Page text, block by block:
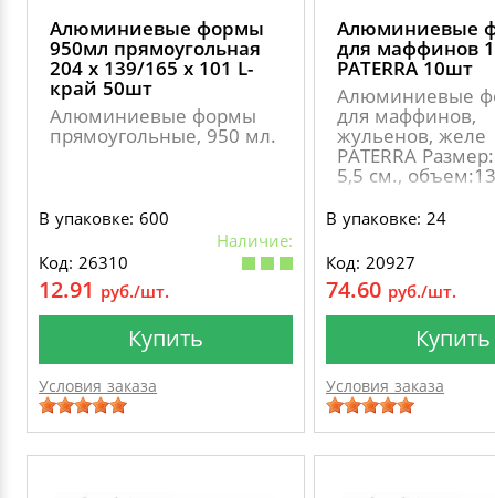
Алюминиевые формы
950мл прямоугольная
204 х 139/165 х 101 L-
край 50шт
Алюминиевые формы
прямоугольные, 950 мл.
В упаковке: 600
Наличие:
Код: 26310
12.91 руб./шт.
Купить
Условия заказа
Алюминиевые
для маффинов
PATERRA 10шт
Алюминиевые
для маффинов,
жульенов, желе
PATERRA
5,5 см.,
В упаковке: 24
Код: 20927
74.60 руб./шт.
Купить
Условия заказа